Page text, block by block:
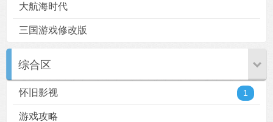
大航海时代
三国游戏修改版
综合区
1
怀旧影视
游戏攻略